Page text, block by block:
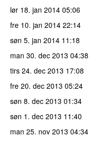
lør 18. jan 2014 05:06
fre 10. jan 2014 22:14
søn 5. jan 2014 11:18
man 30. dec 2013 04:38
tirs 24. dec 2013 17:08
fre 20. dec 2013 05:24
søn 8. dec 2013 01:34
søn 1. dec 2013 11:40
man 25. nov 2013 04:34